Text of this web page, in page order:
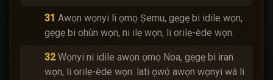
31 Awọn wọnyi li ọmọ Ṣemu, gẹgẹ bi idile wọn,
gẹgẹ bi ohùn wọn, ni ilẹ wọn, li orilẹ-ède wọn.
32 Wọnyi ni idile awọn ọmọ Noa, gẹgẹ bi iran
wọn, li orilẹ-ède wọn: lati ọwọ́ awọn wọnyi wá li